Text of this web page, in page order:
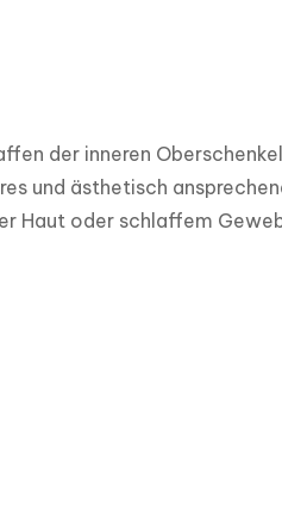
der inneren
und ästhetisch
Haut oder schlaffem